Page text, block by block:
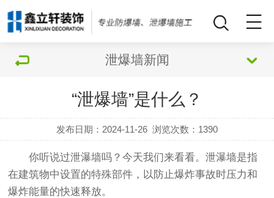
泄爆墙新闻
“泄爆墙”是什么？
发布日期：2024-11-26 浏览次数： 1390
你听说过泄瀑墙吗？今天我们来看看。泄瀑墙是指
在建筑物中设置的特殊部件，以防止爆炸事故时压力和
爆炸能量的快速释放。